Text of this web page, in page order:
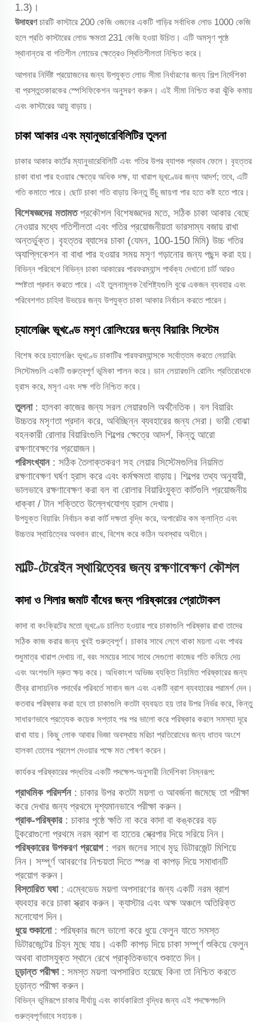
1.3)।
উদাহরণচারটি কাস্টারে 200 কেজি ওজনের একটি গাড়ির সর্বাধিক লোড 1000 কেজি
হলে প্রতি কাস্টারের লোড ক্ষমতা 231 কেজি হওয়া উচিত। এটি অমসৃণ পৃষ্ঠে
স্থানান্তর বা গতিশীল লোডের ক্ষেত্রেও স্থিতিশীলতা নিশ্চিত করে।
আপনার নির্দিষ্ট প্রয়োজনের জন্য উপযুক্ত লোড সীমা নির্ধারণের জন্য শিল্প নির্দেশিকা
বা প্রস্তুতকারকের স্পেসিফিকেশন অনুসরণ করুন। এই সীমা নিশ্চিত করা ঝুঁকি কমায়
এবং কাস্টারের আয়ু বাড়ায়।
চাকা আকার এবং ম্যানুভারেবিলিটির তুলনা
চাকার আকার কার্টের ম্যানুভারেবিলিটি এবং গতির উপর ব্যাপক প্রভাব ফেলে। বৃহত্তর
চাকা বাধা পার হওয়ার ক্ষেত্রে অধিক দক্ষ, যা খারাপ ভূখণ্ডের জন্য আদর্শ; তবে, এটি
গতি কমাতে পারে। ছোট চাকা গতি বাড়ায় কিন্তু উঁচু জায়গা পার হতে কষ্ট হতে পারে।
বিশেষজ্ঞদের মতামতপ্রকৌশল বিশেষজ্ঞদের মতে, সঠিক চাকা আকার বেছে
নেওয়ার মধ্যে গতিশীলতা এবং গতির প্রয়োজনীয়তা ভারসাম্য বজায় রাখা
অন্তর্ভুক্ত। বৃহত্তর ব্যাসের চাকা (যেমন, 100-150 মিমি) উচ্চ গতির
অ্যাপ্লিকেশন বা বাধা পার হওয়ার সময় মসৃণ গড়ানোর জন্য পছন্দ করা হয়।
বিভিন্ন পরিবেশে বিভিন্ন চাকা আকারের পারফরম্যান্স পার্থক্য দেখানো চার্ট আরও
স্পষ্টতা প্রদান করতে পারে। এই তুলনামূলক বৈশিষ্ট্যগুলি বুঝে একজন ব্যবহার এবং
পরিবেশগত চাহিদা উভয়ের জন্য উপযুক্ত চাকা আকার নির্বাচন করতে পারেন।
চ্যালেঞ্জিং ভূখণ্ডে মসৃণ রোলিংয়ের জন্য বিয়ারিং সিস্টেম
বিশেষ করে চ্যালেঞ্জিং ভূখণ্ডে চাকাটির পারফরম্যান্সকে সর্বোত্তম করতে লেয়ারিং
সিস্টেমগুলি একটি গুরুত্বপূর্ণ ভূমিকা পালন করে। ডান লেয়ারগুলি রোলিং প্রতিরোধকে
হ্রাস করে, মসৃণ এবং দক্ষ গতি নিশ্চিত করে।
তুলনা : হালকা কাজের জন্য সরল লেয়ারগুলি অর্থনৈতিক। বল বিয়ারিং
উচ্চতর মসৃণতা প্রদান করে, অবিচ্ছিন্ন ব্যবহারের জন্য সেরা। ভারী বোঝা
বহনকারী রোলার বিয়ারিংগুলি শিল্পের ক্ষেত্রে আদর্শ, কিন্তু আরো
রক্ষণাবেক্ষণের প্রয়োজন।
পরিসংখ্যান : সঠিক তৈলাক্তকরণ সহ লেয়ার সিস্টেমগুলির নিয়মিত
রক্ষণাবেক্ষণ ঘর্ষণ হ্রাস করে এবং কর্মক্ষমতা বাড়ায়। শিল্পের তথ্য অনুযায়ী,
ভালভাবে রক্ষণাবেক্ষণ করা বল বা রোলার বিয়ারিংযুক্ত কার্টগুলি প্রয়োজনীয়
ধাক্কা / টান শক্তিতে উল্লেখযোগ্য হ্রাস দেখায়।
উপযুক্ত বিয়ারিং নির্বাচন করা কার্ট দক্ষতা বৃদ্ধি করে, অপারেটর কম ক্লান্তি এবং
উচ্চতর স্থায়িত্বের অবদান রাখে, বিশেষ করে কঠিন অবস্থার অধীনে।
মাল্টি-টেরেইন স্থায়িত্বের জন্য রক্ষণাবেক্ষণ কৌশল
কাদা ও শিলার জমাট বাঁধের জন্য পরিষ্কারের প্রোটোকল
কাদা বা কংক্রিটের মতো ভূখণ্ডে চালিত হওয়ার পরে চাকাগুলি পরিষ্কার রাখা তাদের
সঠিক কাজ করার জন্য খুবই গুরুত্বপূর্ণ। চাকার সাথে লেগে থাকা ময়লা এবং পাথর
শুধুমাত্র খারাপ দেখায় না, বরং সময়ের সাথে সাথে সেগুলো কাজের গতি কমিয়ে দেয়
এবং অংশগুলি দ্রুত ক্ষয় করে। অধিকাংশ অভিজ্ঞ ব্যক্তি নিয়মিত পরিষ্কারের জন্য
তীব্র রাসায়নিক পদার্থের পরিবর্তে সাবান জল এবং একটি ব্রাশ ব্যবহারের পরামর্শ দেন।
কতবার পরিষ্কার করা হবে তা চাকাগুলি কতটা ব্যবহৃত হয় তার উপর নির্ভর করে, কিন্তু
সাধারণভাবে প্রত্যেক কয়েক সপ্তাহ পর পর ভালো করে পরিষ্কার করলে সমস্যা দূরে
রাখা যায়। কিছু লোক আবার ভিজা অবস্থায় মরিচা প্রতিরোধের জন্য ধাতব অংশে
হালকা তেলের প্রলেপ দেওয়ার পক্ষে মত পোষণ করেন।
কার্যকর পরিষ্কারের পদ্ধতির একটি পদক্ষেপ-অনুসারী নির্দেশিকা নিম্নরূপ:
প্রাথমিক পরিদর্শন : চাকার উপর কতটা ময়লা ও আবর্জনা জমেছে তা পরীক্ষা
করে দেখার জন্য প্রথমে দৃশ্যমানভাবে পরীক্ষা করুন।
প্রাক-পরিষ্কার : চাকার পৃষ্ঠে ক্ষতি না করে কাদা বা কঙ্করের বড়
টুকরোগুলো প্রথমে নরম ব্রাশ বা হাতের স্ক্রেপার দিয়ে সরিয়ে নিন।
পরিষ্কারের উপকরণ প্রয়োগ : গরম জলের সাথে মৃদু ডিটারজেন্ট মিশিয়ে
নিন। সম্পূর্ণ আবরণের নিশ্চয়তা দিতে স্পঞ্জ বা কাপড় দিয়ে সমাধানটি
প্রয়োগ করুন।
বিস্তারিত ঘষা : এম্বেডেড ময়লা অপসারণের জন্য একটি নরম ব্রাশ
ব্যবহার করে চাকা স্ক্রাব করুন। ক্যাস্টার এবং অক্ষ অঞ্চলে অতিরিক্ত
মনোযোগ দিন।
ধুয়ে শুকানো : পরিষ্কার জলে ভালো করে ধুয়ে ফেলুন যাতে সমস্ত
ডিটারজেন্টের চিহ্ন মুছে যায়। একটি কাপড় দিয়ে চাকা সম্পূর্ণ শুকিয়ে ফেলুন
অথবা বাতাসযুক্ত স্থানে রেখে প্রাকৃতিকভাবে শুকাতে দিন।
চূড়ান্ত পরীক্ষা : সমস্ত ময়লা অপসারিত হয়েছে কিনা তা নিশ্চিত করতে
চূড়ান্ত পরীক্ষা করুন।
বিভিন্ন ভূমিরূপে চাকার দীর্ঘায়ু এবং কার্যকারিতা বৃদ্ধির জন্য এই পদক্ষেপগুলি
গুরুত্বপূর্ণভাবে সহায়ক।